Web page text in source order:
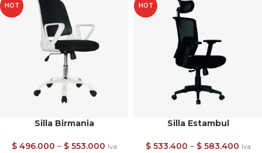
HOT
Silla Birmania
$496.000 – $553.000 Iva
HOT
Silla Estambul
$533.400 – $583.400 Iva